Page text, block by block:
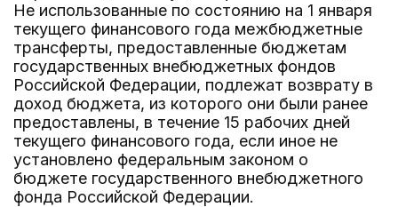
Не использованные по состоянию на 1 января
текущего финансового года межбюджетные
трансферты, предоставленные бюджетам
государственных внебюджетных фондов
Российской Федерации, подлежат возврату в
доход бюджета, из которого они были ранее
предоставлены, в течение 15 рабочих дней
текущего финансового года, если иное не
установлено федеральным законом о
бюджете государственного внебюджетного
фонда Российской Федерации.